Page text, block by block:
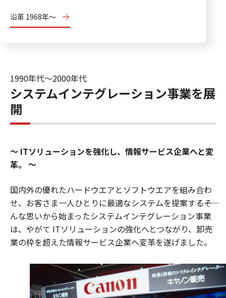
沿革 1968年～
1990年代〜2000年代
システムインテグレーション事業を展
開
ITソリューションを強化し、情報サービス企業へと変
革。
国内外の優れたハードウエアとソフトウエアを組み合わ
せ、お客さま一人ひとりに最適なシステムを提案する――そ
んな思いから始まったシステムインテグレーション事業
は、やがて ITソリューションの強化へとつながり、卸売
業の枠を超えた情報サービス企業へ変革を遂げました。